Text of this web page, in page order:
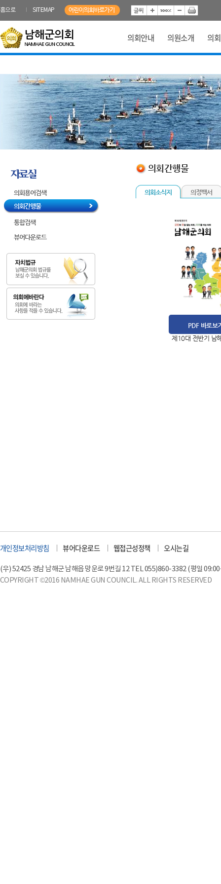
홈으로
SITEMAP
의회안내 의원소개 의
의회용어검색
의회간행물
통합검색
뷰어다운로드
의회간행물
의회소식지 의정백서
PDF 바로보
제10대 전반기 남
개인정보처리방침 뷰어다운로드 웹접근성정책 오시는길
(우) 52425 경남 남해군 남해읍 망운로 9번길 12 TEL 055)860-3382 (평일
COPYRIGHT ©2016 NAMHAE GUN COUNCIL. ALL RIGHTS RESERVED